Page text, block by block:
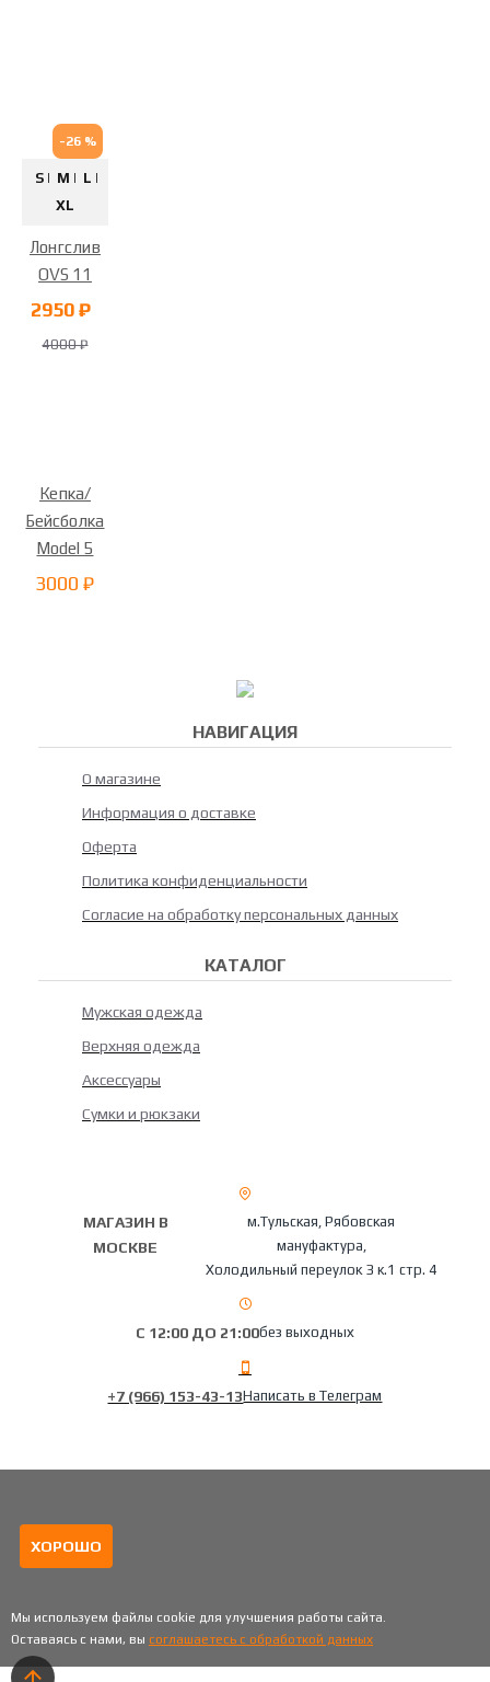
-26 %
S | M | L |
XL
Лонгслив
OVS 11
2950 ₽
4000 ₽
Кепка/
Бейсболка
Model 5
3000 ₽
НАВИГАЦИЯ
О магазине
Информация о доставке
Оферта
Политика конфиденциальности
Согласие на обработку персональных данных
КАТАЛОГ
Мужская одежда
Верхняя одежда
Аксессуары
Сумки и рюкзаки
МАГАЗИН В
МОСКВЕ
м.Тульская, Рябовская
мануфактура,
Холодильный переулок 3 к.1 стр. 4
С 12:00 ДО 21:00без выходных
+7 (966) 153-43-13Написать в Телеграм
ХОРОШО
Мы используем файлы cookie для улучшения работы сайта.
Оставаясь с нами, вы соглашаетесь с обработкой данных